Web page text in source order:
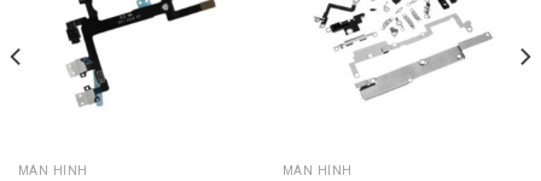
MÀN HÌNH MÀN HÌNH